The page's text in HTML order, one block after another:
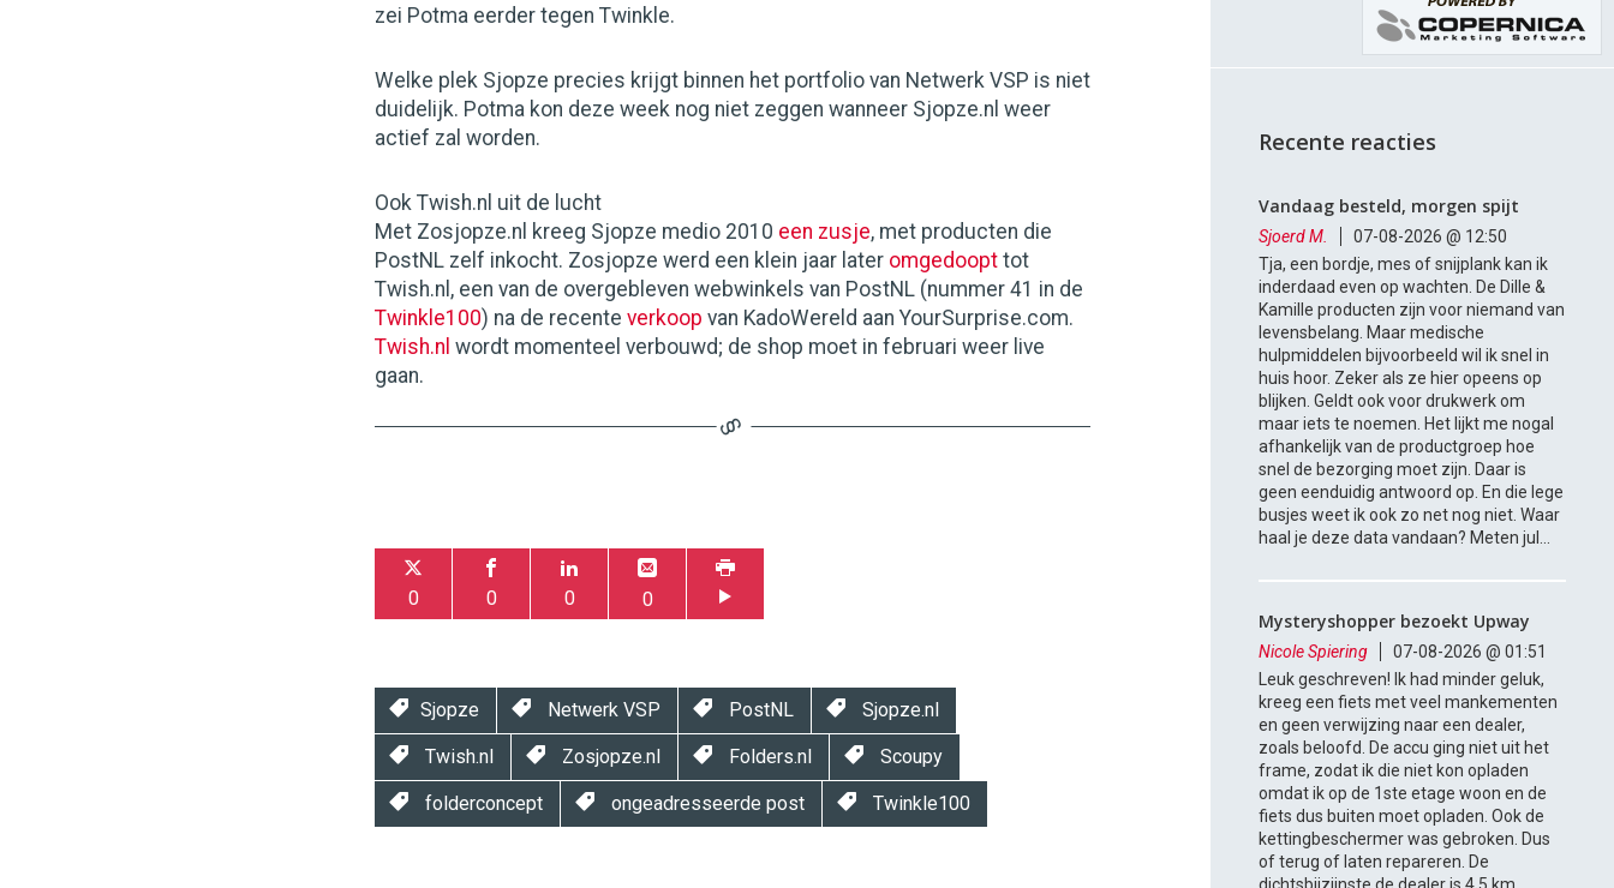
zei Potma eerder tegen Twinkle.
Welke plek Sjopze precies krijgt binnen het portfolio van Netwerk VSP is niet
duidelijk. Potma kon deze week nog niet zeggen wanneer Sjopze.nl weer
actief zal worden.
Ook Twish.nl uit de lucht
Met Zosjopze.nl kreeg Sjopze medio 2010 een zusje, met producten die
PostNL zelf inkocht. Zosjopze werd een klein jaar later omgedoopt tot
Twish.nl, een van de overgebleven webwinkels van PostNL (nummer 41 in de
Twinkle100) na de recente verkoop van KadoWereld aan YourSurprise.com.
Twish.nl wordt momenteel verbouwd; de shop moet in februari weer live
gaan.
0 0 0 0
Sjopze Netwerk VSP PostNL Sjopze.nl
Twish.nl Zosjopze.nl Folders.nl Scoupy
folderconcept ongeadresseerde post Twinkle100
Recente reacties
Vandaag besteld, morgen spijt
Sjoerd M.
07-08-2026 @ 12:50
Tja, een bordje, mes of snijplank kan ik
inderdaad even op wachten. De Dille &
Kamille producten zijn voor niemand van
levensbelang. Maar medische
hulpmiddelen bijvoorbeeld wil ik snel in
huis hoor. Zeker als ze hier opeens op
blijken. Geldt ook voor drukwerk om
maar iets te noemen. Het lijkt me nogal
afhankelijk van de productgroep hoe
snel de bezorging moet zijn. Daar is
geen eenduidig antwoord op. En die lege
busjes weet ik ook zo net nog niet. Waar
haal je deze data vandaan? Meten jul...
Mysteryshopper bezoekt Upway
Nicole Spiering
07-08-2026 @ 01:51
Leuk geschreven! Ik had minder geluk,
kreeg een fiets met veel mankementen
en geen verwijzing naar een dealer,
zoals beloofd. De accu ging niet uit het
frame, zodat ik die niet kon opladen
omdat ik op de 1ste etage woon en de
fiets dus buiten moet opladen. Ook de
kettingbeschermer was gebroken. Dus
of terug of laten repareren. De